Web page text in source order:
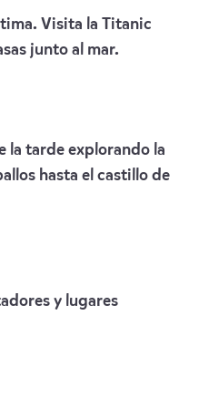
Visita la Titanic
junto al mar.
la tarde explorando la
hasta el castillo de
y lugares